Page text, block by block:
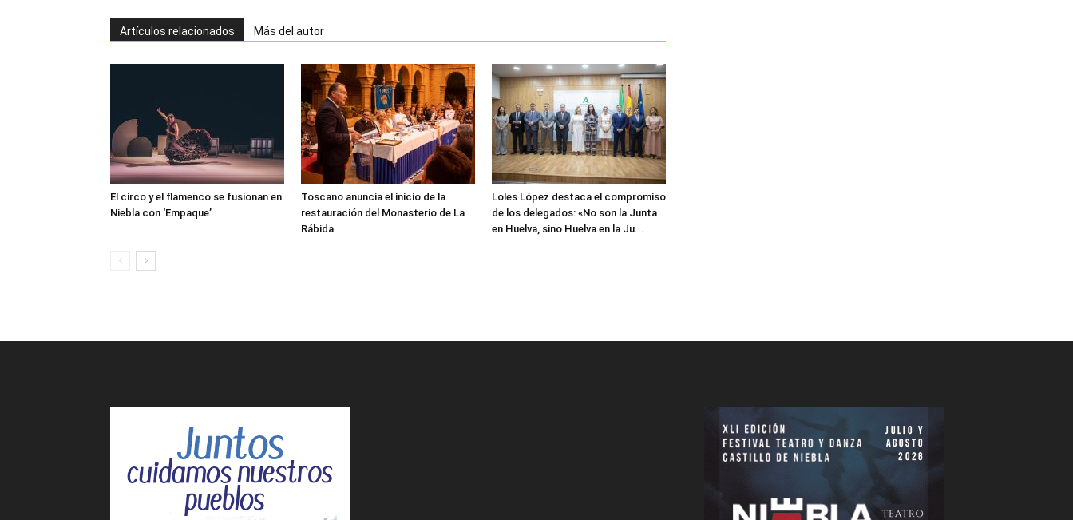
Artículos relacionados Más del autor
El circo y el flamenco se fusionan en
Niebla con ‘Empaque’
Toscano anuncia el inicio de la
restauración del Monasterio de La
Rábida
Loles López destaca el compromiso
de los delegados: «No son la Junta
en Huelva, sino Huelva en la Ju...